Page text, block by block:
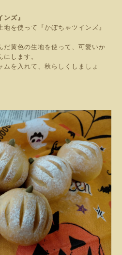
ズ』
を使って『かぼちゃツインズ』
だ黄色の生地を使って、可愛いか
します。
を入れて、秋らしくしましょ